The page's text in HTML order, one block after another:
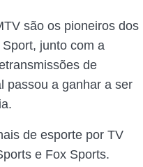
são os pioneiros dos
junto com a
de
passou a ganhar a ser
de esporte por TV
e Fox Sports.